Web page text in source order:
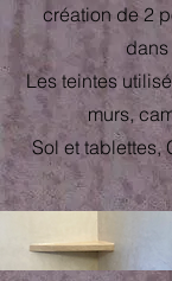
création de 2
Les teintes
murs,
Sol et tablettes,